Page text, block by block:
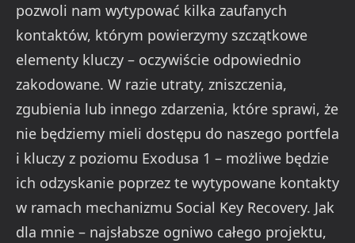
pozwoli nam wytypować kilka zaufanych
kontaktów, którym powierzymy szczątkowe
elementy kluczy – oczywiście odpowiednio
zakodowane. W razie utraty, zniszczenia,
zgubienia lub innego zdarzenia, które sprawi, że
nie będziemy mieli dostępu do naszego portfela
i kluczy z poziomu Exodusa 1 – możliwe będzie
ich odzyskanie poprzez te wytypowane kontakty
w ramach mechanizmu Social Key Recovery. Jak
dla mnie – najsłabsze ogniwo całego projektu,